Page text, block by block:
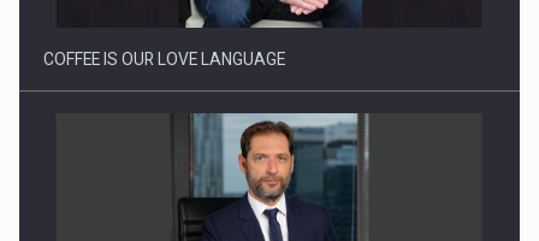
COFFEE IS OUR LOVE LANGUAGE